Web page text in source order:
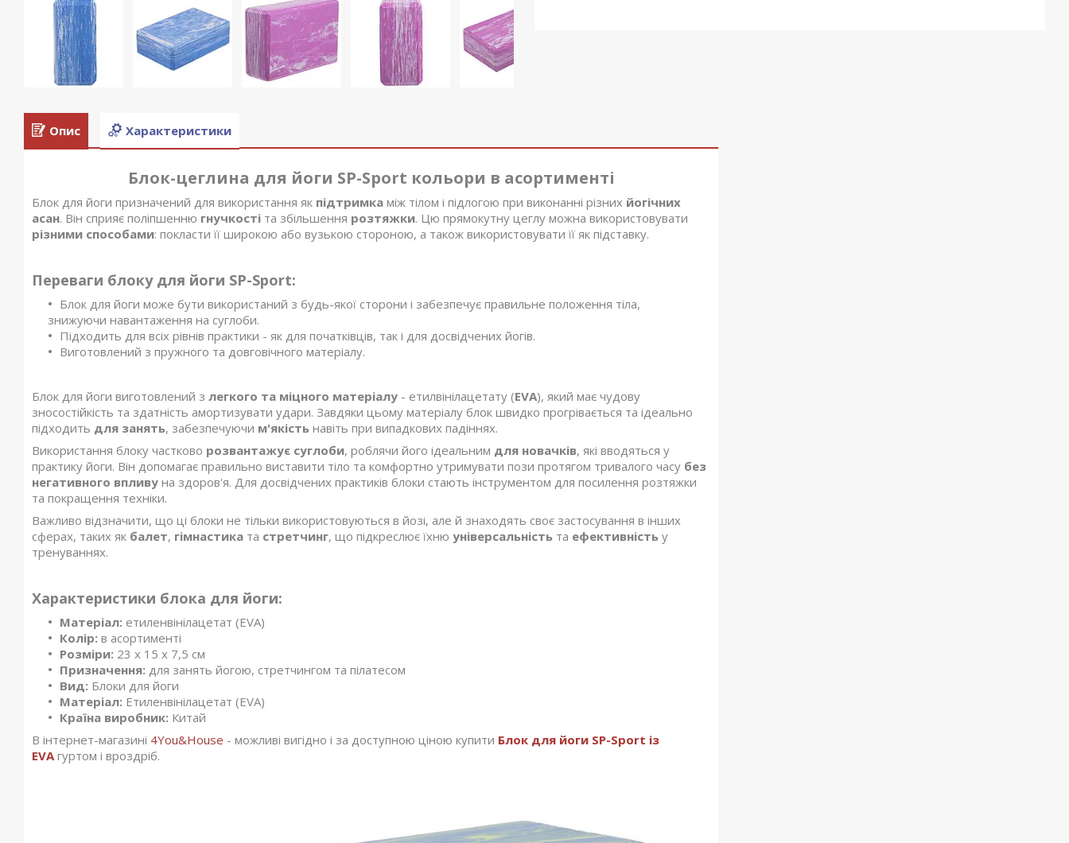
Опис Характеристики
Блок-цеглина для йоги SP-Sport кольори в асортименті
Блок для йоги призначений для використання як підтримка між тілом і підлогою при виконанні різних йогічних
асан. Він сприяє поліпшенню гнучкості та збільшення розтяжки. Цю прямокутну цеглу можна використовувати
різними способами: покласти її широкою або вузькою стороною, а також використовувати її як підставку.
Переваги блоку для йоги SP-Sport:
Блок для йоги може бути використаний з будь-якої сторони і забезпечує правильне положення тіла,
знижуючи навантаження на суглоби.
Підходить для всіх рівнів практики - як для початківців, так і для досвідчених йогів.
Виготовлений з пружного та довговічного матеріалу.
Блок для йоги виготовлений з легкого та міцного матеріалу - етилвінілацетату (EVA), який має чудову
зносостійкість та здатність амортизувати удари. Завдяки цьому матеріалу блок швидко прогрівається та ідеально
підходить для занять, забезпечуючи м'якість навіть при випадкових падіннях.
Використання блоку частково розвантажує суглоби, роблячи його ідеальним для новачків, які вводяться у
практику йоги. Він допомагає правильно виставити тіло та комфортно утримувати пози протягом тривалого часу без
негативного впливу на здоров'я. Для досвідчених практиків блоки стають інструментом для посилення розтяжки
та покращення техніки.
Важливо відзначити, що ці блоки не тільки використовуються в йозі, але й знаходять своє застосування в інших
сферах, таких як балет, гімнастика та стретчинг, що підкреслює їхню універсальність та ефективність у
тренуваннях.
Характеристики блока для йоги:
Матеріал: етиленвінілацетат (EVA)
Колір: в асортименті
Розміри: 23 x 15 x 7,5 см
Призначення: для занять йогою, стретчингом та пілатесом
Вид: Блоки для йоги
Матеріал: Етиленвінілацетат (EVA)
Країна виробник: Китай
В інтернет-магазині 4You&House - можливі вигідно і за доступною ціною купити Блок для йоги SP-Sport із
EVA гуртом і вроздріб.